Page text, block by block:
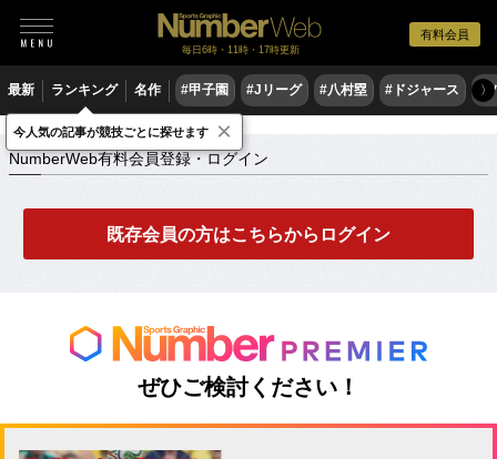
有料会員
毎日6時・11時・17時更新
最新 ランキング 名作 #甲子園 #Jリーグ #八村塁 #ドジャース #
〉
NumberWeb有料会員登録・ログイン
NumberWeb有料会員登録・ログイン
既存会員の方はこちらからログイン
ぜひご検討ください！
今人気の記事が競技ごとに探せます ×